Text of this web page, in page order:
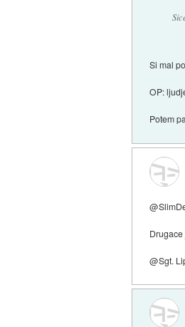
Si mal
OP:
Potem
@Sgt.